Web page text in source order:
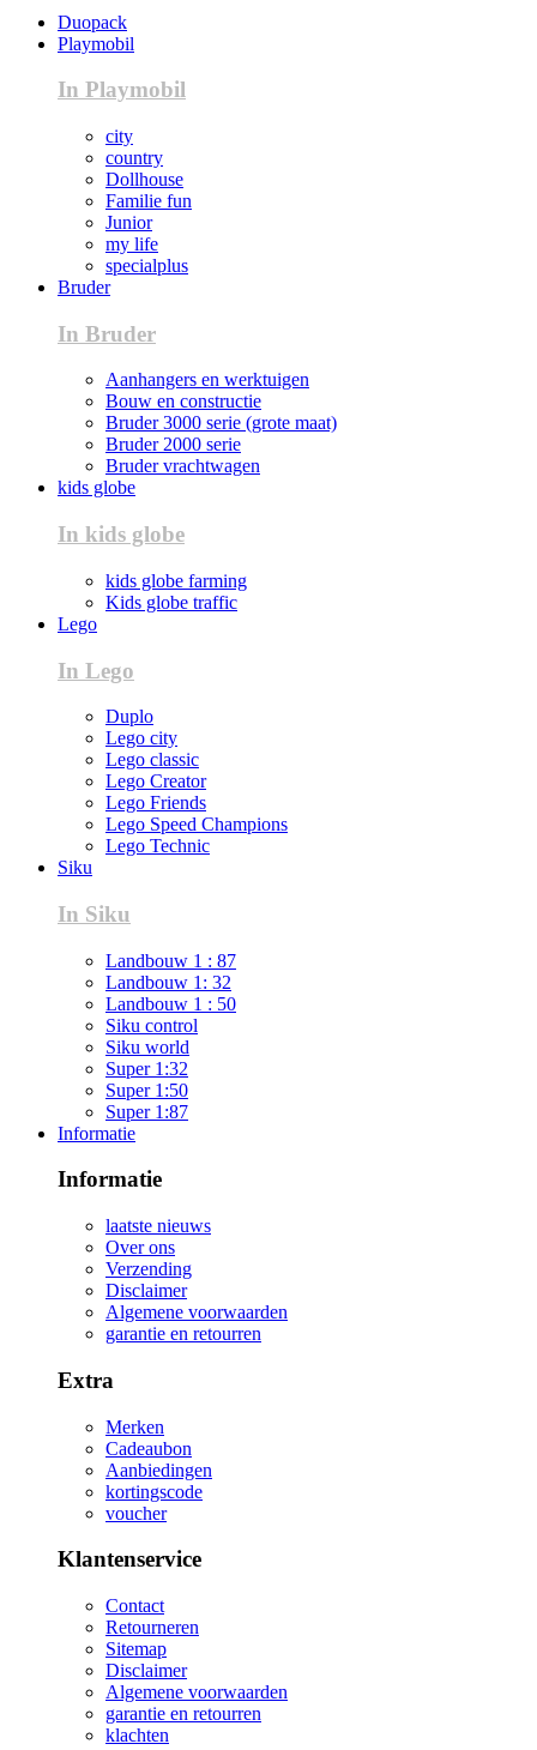
Duopack
Playmobil
In Playmobil
city
country
Dollhouse
Familie fun
Junior
my life
specialplus
Bruder
In Bruder
Aanhangers en werktuigen
Bouw en constructie
Bruder 3000 serie (grote maat)
Bruder 2000 serie
Bruder vrachtwagen
kids globe
In kids globe
kids globe farming
Kids globe traffic
Lego
In Lego
Duplo
Lego city
Lego classic
Lego Creator
Lego Friends
Lego Speed Champions
Lego Technic
Siku
In Siku
Landbouw 1 : 87
Landbouw 1: 32
Landbouw 1 : 50
Siku control
Siku world
Super 1:32
Super 1:50
Super 1:87
Informatie
Informatie
laatste nieuws
Over ons
Verzending
Disclaimer
Algemene voorwaarden
garantie en retourren
Extra
Merken
Cadeaubon
Aanbiedingen
kortingscode
voucher
Klantenservice
Contact
Retourneren
Sitemap
Disclaimer
Algemene voorwaarden
garantie en retourren
klachten